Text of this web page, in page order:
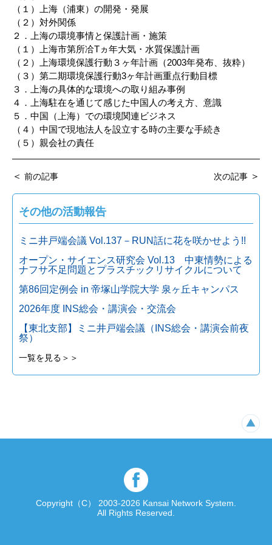
（１）上海（浦東）の開発・発展
（２）対外関係
２．上海の環境事情と保護計画・施策
（１）上海市第所冾Tヵ年大気・水質保護計画
（２）上海環境保護行動３ヶ年計画（2003年発布、抜粋）
（３）第二期環境保護行動3ヶ年計画重点行動目標
３．上海の具体的な環境への取り組み事例
４．上海駐在を通じて感じた中国人の考え方、意識
５．中国（上海）での環境関連ビジネス
（４）中国で現地法人を設立する時の主要な手続き
（５）親会社の責任
＜ 前の記事 次の記事 ＞
その他の活動報告
ミニ井戸端会議 Vol.137－RUN話に花を咲かせよう!!
オープン・サイエンス研究会 Vol.13 中東情勢による
ナフサ不足問題とプラスチックリサイクルについて
第86回定例会 in 帝塚山学院大学 泉ヶ丘キャンパス
2026年度 INS総会・講演会・交流会
【東北支部】ミニ井戸端会議（INS総会・講演会前夜
祭）
一覧を見る＞＞
Copyright（C） 2003-2026 Kansai Network System.
All Rights Reserved.